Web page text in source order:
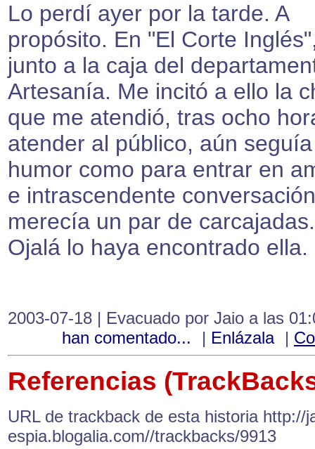
Lo perdí ayer por la tarde. A
propósito. En "El Corte
junto a la caja del
Artesanía. Me incitó a ello la
que me atendió, tras ocho
atender al público, aún
humor como para entrar en
e intrascendente
merecía un par de carcajadas.
Ojalá lo haya encontrado ella.
2003-07-18 | Evacuado por Jaio a las
han comentado...
| Enlázala |
Referencias
URL de trackback de esta historia http://
espia.blogalia.com//trackbacks/9913